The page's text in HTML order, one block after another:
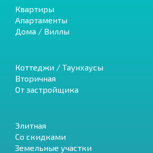
Квартиры
Апартаменты
Дома / Виллы
Коттеджи / Таунхаусы
Вторичная
От застройщика
Элитная
Со скидками
Земельные участки